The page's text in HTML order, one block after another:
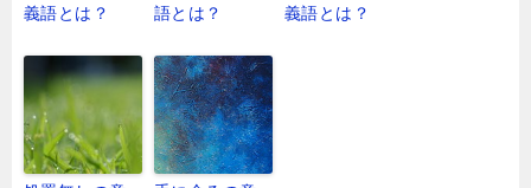
義語とは？
語とは？
義語とは？